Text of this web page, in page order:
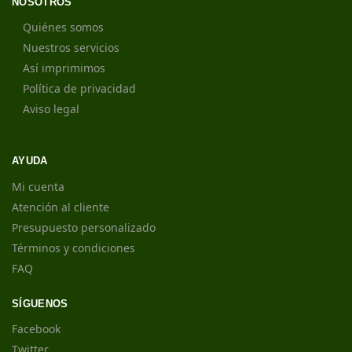
Quiénes somos
Nuestros servicios
Así imprimimos
Política de privacidad
Aviso legal
AYUDA
Mi cuenta
Atención al cliente
Presupuesto personalizado
Términos y condiciones
FAQ
SÍGUENOS
Facebook